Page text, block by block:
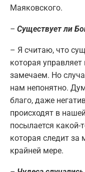
Маяковского.
– Существует ли
– Я считаю, что
которая
замечаем. Но
нам непонятно.
благо, даже
происходят в
посылается какой-
которая следит
крайней мере.